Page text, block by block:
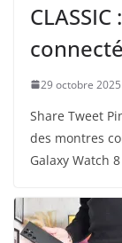
29 octobre 2025
Share Tweet
des montres
Galaxy Watch